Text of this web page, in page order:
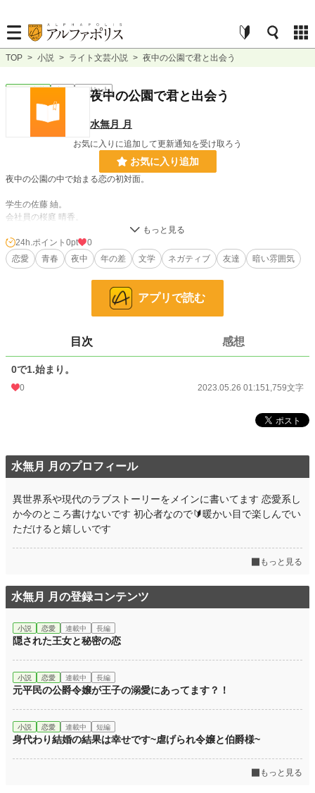
TOP > 小説 > ライト文芸小説 > 夜中の公園で君と出会う
ライト文芸 完結 ｼｮｰﾄｼｮｰﾄ
夜中の公園で君と出会う
水無月 月
お気に入りに追加して更新通知を受け取ろう
お気に入り追加
夜中の公園の中で始まる恋の初対面。
学生の佐藤 紬。
会社員の桜庭 晴香。
そんな夜の公園での不思議な出会いは2人の運命の歯車を動かしていく。
そして2人の会話は少し、疲れているのかも。
228,802 位 / 228,802 件
24h.ポイント 0 pt
初回完結日時 2023.05.26 01:15
週間ポイント 0 pt (228,802 位)
月間ポイント 0 pt (228,802 位)
24h.ポイント 0pt
0
恋愛
青春 夜中 年の差 文学 ネガティブ 友達 暗い雰囲気
アプリで読む
目次 感想
0で1.始まり。
0 2023.05.26 01:151,759文字
水無月 月のプロフィール
異世界系や現代のラブストーリーをメインに書いてます 恋愛系し
か今のところ書けないです 初心者なので🔰暖かい目で楽しんでい
ただけると嬉しいです
もっと見る
水無月 月の登録コンテンツ
小説 恋愛 連載中 長編
隠された王女と秘密の恋
小説 恋愛 連載中 長編
元平民の公爵令嬢が王子の溺愛にあってます？！
小説 恋愛 連載中 短編
身代わり結婚の結果は幸せです~虐げられ令嬢と伯爵様~
もっと見る